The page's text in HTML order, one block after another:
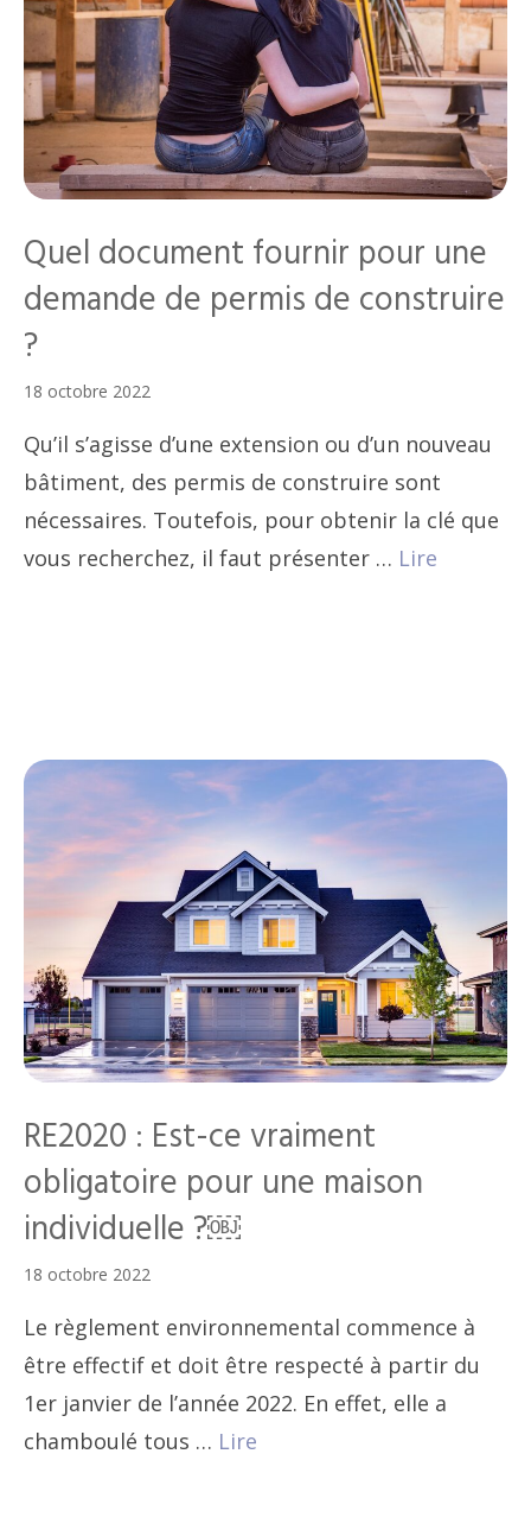
Quel document fournir pour une
demande de permis de construire
?
18 octobre 2022
Qu’il s’agisse d’une extension ou d’un nouveau
bâtiment, des permis de construire sont
nécessaires. Toutefois, pour obtenir la clé que
vous recherchez, il faut présenter … Lire
RE2020 : Est-ce vraiment
obligatoire pour une maison
individuelle ?￼
18 octobre 2022
Le règlement environnemental commence à
être effectif et doit être respecté à partir du
1er janvier de l’année 2022. En effet, elle a
chamboulé tous … Lire